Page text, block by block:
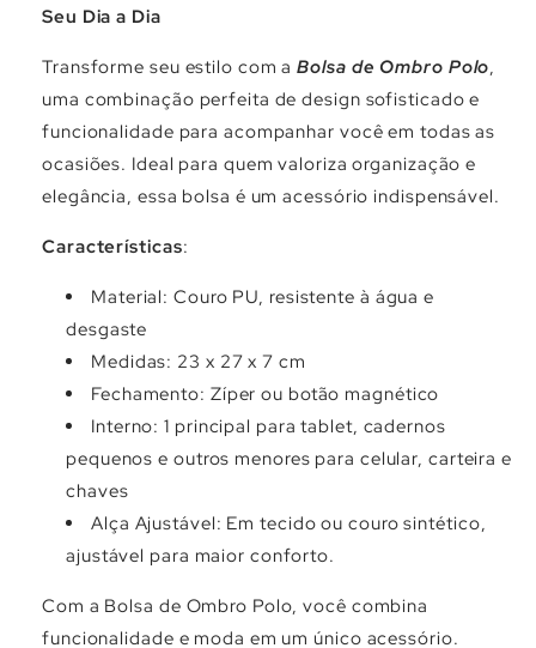
Seu Dia a Dia
Transforme seu estilo com aBolsa de Ombro Polo,
uma combinação perfeita de design sofisticado e
funcionalidade para acompanhar você em todas as
ocasiões. Ideal para quem valoriza organização e
elegância, essa bolsa é um acessório indispensável.
Características:
Material: Couro PU, resistente à água e
desgaste
Medidas: 23 x 27 x 7 cm
Fechamento: Zíper ou botão magnético
Interno: 1 principal para tablet, cadernos
pequenos e outros menores para celular, carteira e
chaves
Alça Ajustável: Em tecido ou couro sintético,
ajustável para maior conforto.
Com a Bolsa de Ombro Polo, você combina
funcionalidade e moda em um único acessório.